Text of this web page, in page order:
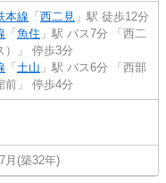
本線 「 西二見 」駅 徒歩12分
「 魚住 」駅 バス7分 「西二
）」 停歩3分
「 土山 」駅 バス6分 「西部
前」 停歩4分
月(築32年)